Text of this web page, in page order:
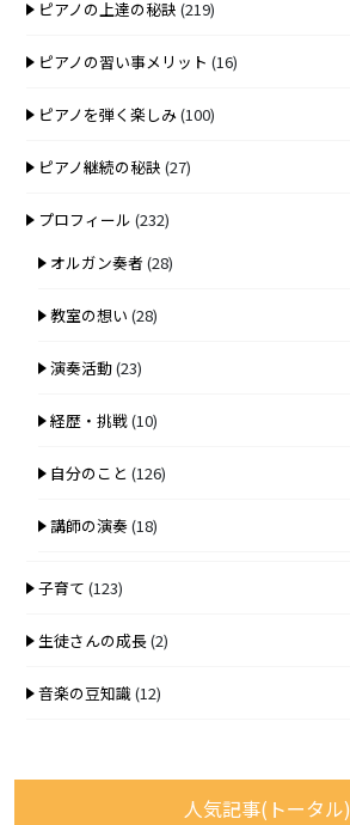
ピアノの上達の秘訣 (219)
ピアノの習い事メリット (16)
ピアノを弾く楽しみ(100)
ピアノ継続の秘訣 (27)
プロフィール (232)
オルガン奏者 (28)
教室の想い (28)
演奏活動(23)
経歴・挑戦(10)
自分のこと (126)
講師の演奏(18)
子育て (123)
生徒さんの成長(2)
音楽の豆知識(12)
人気記事(トータル)